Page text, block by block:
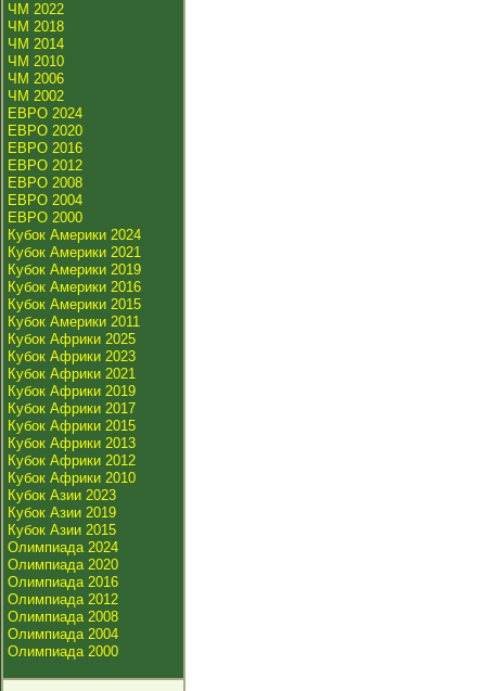
ЧМ 2022
ЧМ 2018
ЧМ 2014
ЧМ 2010
ЧМ 2006
ЧМ 2002
ЕВРО 2024
ЕВРО 2020
ЕВРО 2016
ЕВРО 2012
ЕВРО 2008
ЕВРО 2004
ЕВРО 2000
Кубок Америки 2024
Кубок Америки 2021
Кубок Америки 2019
Кубок Америки 2016
Кубок Америки 2015
Кубок Америки 2011
Кубок Африки 2025
Кубок Африки 2023
Кубок Африки 2021
Кубок Африки 2019
Кубок Африки 2017
Кубок Африки 2015
Кубок Африки 2013
Кубок Африки 2012
Кубок Африки 2010
Кубок Азии 2023
Кубок Азии 2019
Кубок Азии 2015
Олимпиада 2024
Олимпиада 2020
Олимпиада 2016
Олимпиада 2012
Олимпиада 2008
Олимпиада 2004
Олимпиада 2000